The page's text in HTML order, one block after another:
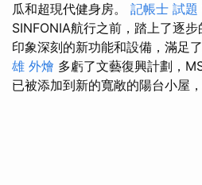
瓜和超現代健身房。 記帳士 試題
SINFONIA航行之前，踏上了逐
印象深刻的新功能和設備，滿足
雄 外燴 多虧了文藝復興計劃，
已被添加到新的寬敞的陽台小屋